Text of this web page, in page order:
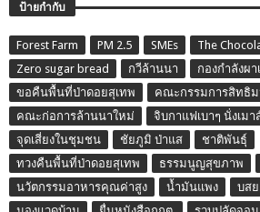
ป้ายกำกับ
Forest Farm PM 2.5 SMEs
The
Zero sugar bread
กวีล้านนา กองกำลังผา
ขอคืนพื้นที่ป่าดอยสุเทพ
คณะกรรมการสิทธิ
คณะก่อการล้านนาใหม่
จิบกาแฟเบาๆ นั่งเมา
จุดเสี่ยงในชุมชน
ชัยภูมิ ป่าแส
ชาติพันธุ์
ทวงคืนพื้นที่ป่าดอยสุเทพ
ธรรมนูญสุขภาพ
นวัตกรรมอาหารคุณค่าสูง
น้ำมันแพง บส